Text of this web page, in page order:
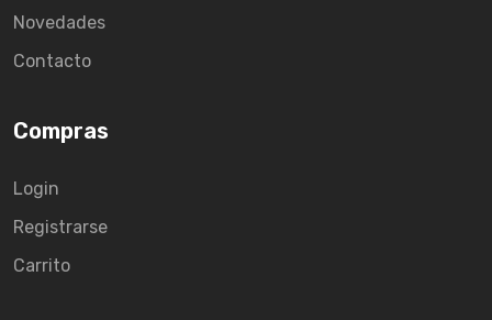
Novedades
Contacto
Compras
Login
Registrarse
Carrito